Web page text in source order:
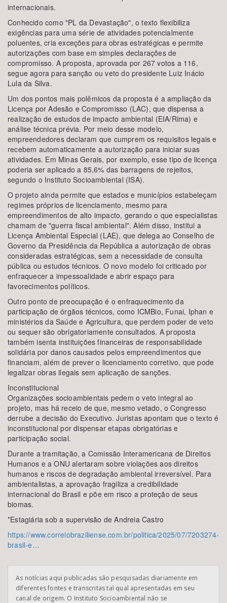
internacionais.
Conhecido como "PL da Devastação", o texto flexibiliza
exigências para uma série de atividades potencialmente
poluentes, cria exceções para obras estratégicas e permite
autorizações com base em simples declarações de
compromisso. A proposta, aprovada por 267 votos a 116,
segue agora para sanção ou veto do presidente Luiz Inácio
Lula da Silva.
Um dos pontos mais polêmicos da proposta é a ampliação da
Licença por Adesão e Compromisso (LAC), que dispensa a
realização de estudos de impacto ambiental (EIA/Rima) e
análise técnica prévia. Por meio desse modelo,
empreendedores declaram que cumprem os requisitos legais e
recebem automaticamente a autorização para iniciar suas
atividades. Em Minas Gerais, por exemplo, esse tipo de licença
poderia ser aplicado a 85,6% das barragens de rejeitos,
segundo o Instituto Socioambiental (ISA).
O projeto ainda permite que estados e municípios estabeleçam
regimes próprios de licenciamento, mesmo para
empreendimentos de alto impacto, gerando o que especialistas
chamam de "guerra fiscal ambiental". Além disso, institui a
Licença Ambiental Especial (LAE), que delega ao Conselho de
Governo da Presidência da República a autorização de obras
consideradas estratégicas, sem a necessidade de consulta
pública ou estudos técnicos. O novo modelo foi criticado por
enfraquecer a impessoalidade e abrir espaço para
favorecimentos políticos.
Outro ponto de preocupação é o enfraquecimento da
participação de órgãos técnicos, como ICMBio, Funai, Iphan e
ministérios da Saúde e Agricultura, que perdem poder de veto
ou sequer são obrigatoriamente consultados. A proposta
também isenta instituições financeiras de responsabilidade
solidária por danos causados pelos empreendimentos que
financiam, além de prever o licenciamento corretivo, que pode
legalizar obras ilegais sem aplicação de sanções.
Inconstitucional
Organizações socioambientais pedem o veto integral ao
projeto, mas há receio de que, mesmo vetado, o Congresso
derrube a decisão do Executivo. Juristas apontam que o texto é
inconstitucional por dispensar etapas obrigatórias e
participação social.
Durante a tramitação, a Comissão Interamericana de Direitos
Humanos e a ONU alertaram sobre violações aos direitos
humanos e riscos de degradação ambiental irreversível. Para
ambientalistas, a aprovação fragiliza a credibilidade
internacional do Brasil e põe em risco a proteção de seus
biomas.
*Estagiária sob a supervisão de Andreia Castro
https://www.correiobraziliense.com.br/politica/2025/07/7203274-
brasil-e…
As notícias aqui publicadas são pesquisadas diariamente em
diferentes fontes e transcritas tal qual apresentadas em seu
canal de origem. O Instituto Socioambiental não se